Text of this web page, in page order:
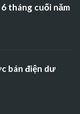
tháng cuối năm
bán điện dư